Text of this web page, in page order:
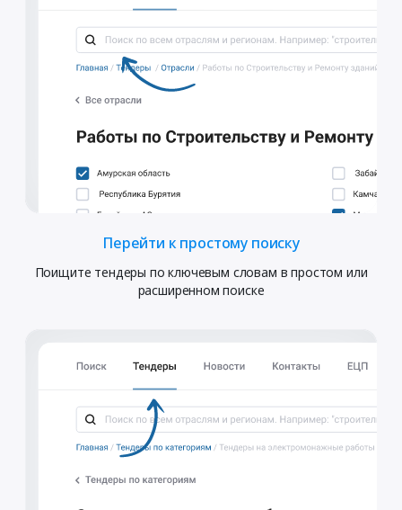
Перейти к простому поиску
Поищите тендеры по ключевым словам в простом или
расширенном поиске